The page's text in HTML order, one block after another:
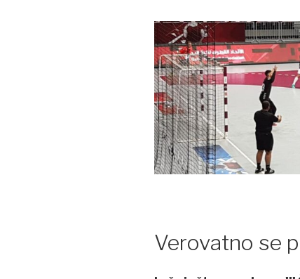
Verovatno se